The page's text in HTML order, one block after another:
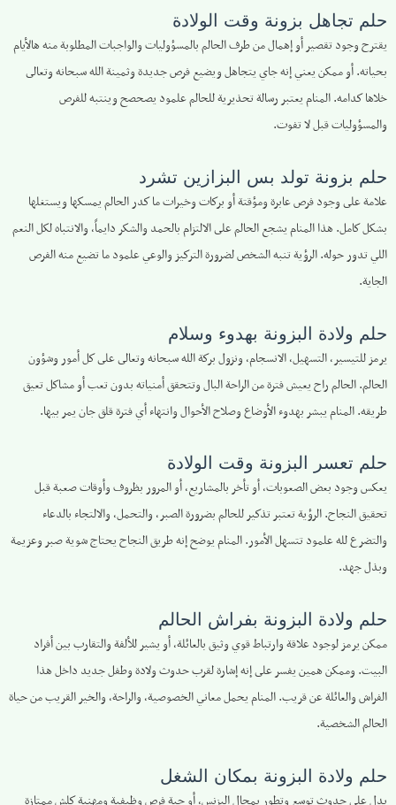
حلم تجاهل بزونة وقت الولادة
يقترح وجود تقصير أو إهمال من طرف الحالم بالمسؤوليات والواجبات المطلوبة منه هالأيام
بحياته. أو ممكن يعني إنه جاي يتجاهل ويضيع فرص جديدة وثمينة الله سبحانه وتعالى
خلاها كدامه. المنام يعتبر رسالة تحذيرية للحالم علمود يصحصح وينتبه للفرص
والمسؤوليات قبل لا تفوت.
حلم بزونة تولد بس البزازين تشرد
علامة على وجود فرص عابرة ومؤقتة أو بركات وخيرات ما كدر الحالم يمسكها ويستغلها
بشكل كامل. هذا المنام يشجع الحالم على الالتزام بالحمد والشكر دايماً، والانتباه لكل النعم
اللي تدور حوله. الرؤية تنبه الشخص لضرورة التركيز والوعي علمود ما تضيع منه الفرص
الجاية.
حلم ولادة البزونة بهدوء وسلام
يرمز للتيسير، التسهيل، الانسجام، ونزول بركة الله سبحانه وتعالى على كل أمور وشؤون
الحالم. الحالم راح يعيش فترة من الراحة البال وتتحقق أمنياته بدون تعب أو مشاكل تعيق
طريقه. المنام يبشر بهدوء الأوضاع وصلاح الأحوال وانتهاء أي فترة قلق جان يمر بيها.
حلم تعسر البزونة وقت الولادة
يعكس وجود بعض الصعوبات، أو تأخر بالمشاريع، أو المرور بظروف وأوقات صعبة قبل
تحقيق النجاح. الرؤية تعتبر تذكير للحالم بضرورة الصبر، والتحمل، والالتجاء بالدعاء
والتضرع لله علمود تتسهل الأمور. المنام يوضح إنه طريق النجاح يحتاج شوية صبر وعزيمة
وبذل جهد.
حلم ولادة البزونة بفراش الحالم
ممكن يرمز لوجود علاقة وارتباط قوي وثيق بالعائلة، أو يشير للألفة والتقارب بين أفراد
البيت. وممكن همين يفسر على إنه إشارة لقرب حدوث ولادة وطفل جديد داخل هذا
الفراش والعائلة عن قريب. المنام يحمل معاني الخصوصية، والراحة، والخير القريب من حياة
الحالم الشخصية.
حلم ولادة البزونة بمكان الشغل
يدل على حدوث توسع وتطور بمجال البزنس، أو جية فرص وظيفية ومهنية كلش ممتازة